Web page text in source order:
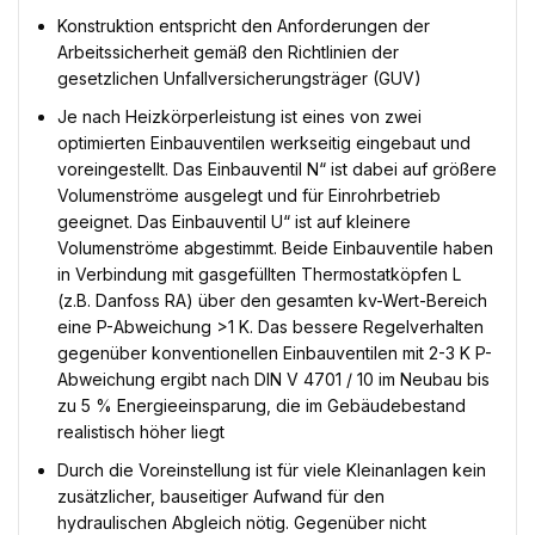
Konstruktion entspricht den Anforderungen der
Arbeitssicherheit gemäß den Richtlinien der
gesetzlichen Unfallversicherungsträger (GUV)
Je nach Heizkörperleistung ist eines von zwei
optimierten Einbauventilen werkseitig eingebaut und
voreingestellt. Das Einbauventil N“ ist dabei auf größere
Volumenströme ausgelegt und für Einrohrbetrieb
geeignet. Das Einbauventil U“ ist auf kleinere
Volumenströme abgestimmt. Beide Einbauventile haben
in Verbindung mit gasgefüllten Thermostatköpfen L
(z.B. Danfoss RA) über den gesamten kv-Wert-Bereich
eine P-Abweichung >1 K. Das bessere Regelverhalten
gegenüber konventionellen Einbauventilen mit 2-3 K P-
Abweichung ergibt nach DIN V 4701 / 10 im Neubau bis
zu 5 % Energieeinsparung, die im Gebäudebestand
realistisch höher liegt
Durch die Voreinstellung ist für viele Kleinanlagen kein
zusätzlicher, bauseitiger Aufwand für den
hydraulischen Abgleich nötig. Gegenüber nicht